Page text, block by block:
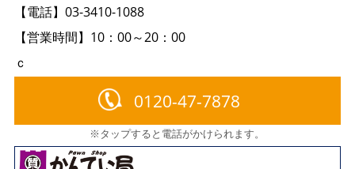
【電話】03-3410-1088
【営業時間】10：00～20：00
ｃ
0120-47-7878
※タップすると電話がかけられます。